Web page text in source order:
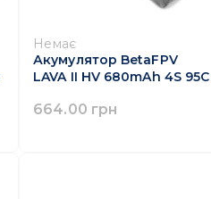
Немає
Акумулятор BetaFPV
LAVA II HV 680mAh 4S 95C
664.00 грн